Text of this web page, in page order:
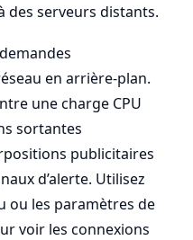
des serveurs distants.
en arrière-plan.
une charge CPU
sortantes
publicitaires
d’alerte. Utilisez
ou les paramètres de
voir les connexions